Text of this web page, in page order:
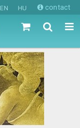
EN HU contact